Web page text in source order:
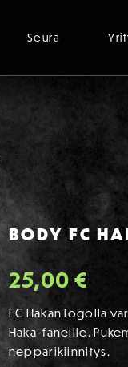
Seura
BODY FC
25,00€
FC Hakan logolla
Haka-faneille.
nepparikiinnitys.